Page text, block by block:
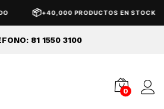
📦 +40,000 PRODUCTOS EN STOCK 🚚
81 1550 3100
0